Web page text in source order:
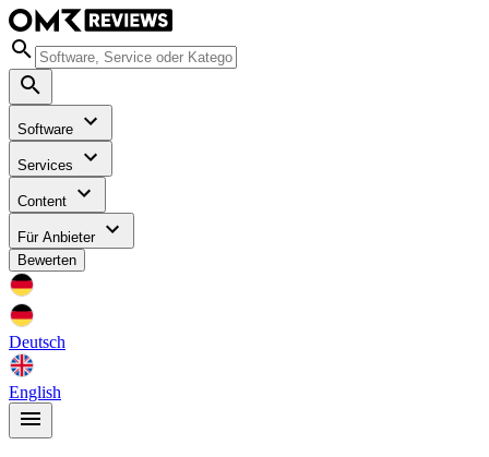
Software
Services
Content
Für Anbieter
Bewerten
Deutsch
English